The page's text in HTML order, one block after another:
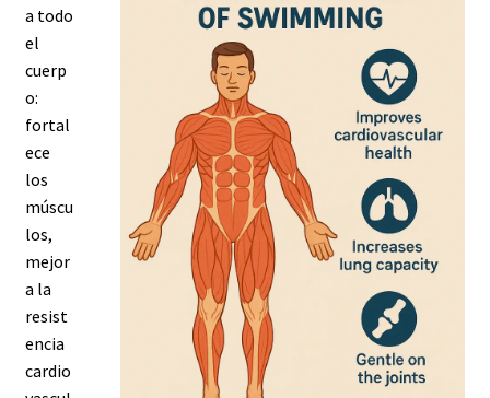
a todo
el
cuerp
o:
fortal
ece
los
múscu
los,
mejor
a la
resist
encia
cardio